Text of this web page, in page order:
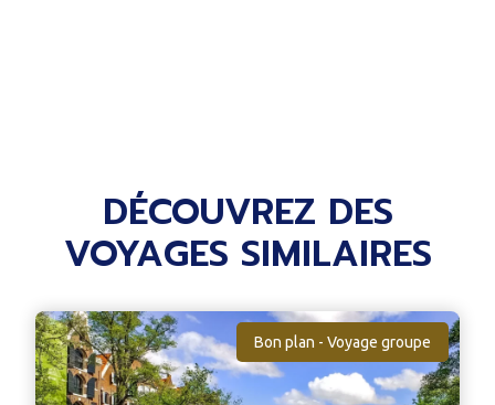
DÉCOUVREZ DES
VOYAGES SIMILAIRES
Bon plan - Voyage groupe